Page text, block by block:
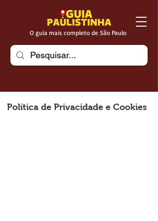
O guia mais completo de São Paulo
Política de Privacidade e Cookies